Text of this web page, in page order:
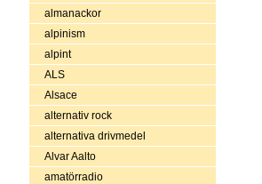
almanackor
alpinism
alpint
ALS
Alsace
alternativ rock
alternativa drivmedel
Alvar Aalto
amatörradio